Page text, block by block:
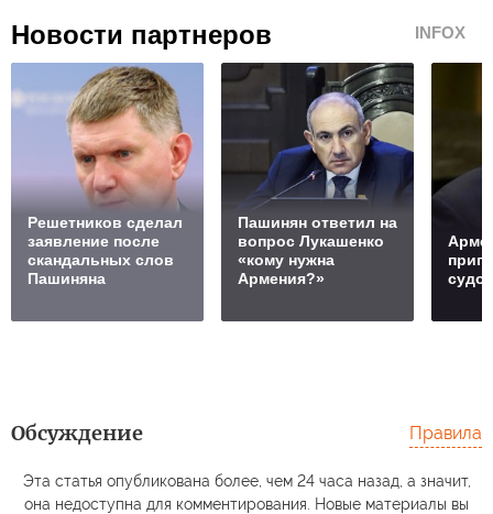
Новости партнеров INFOX
Решетников cделал
заявление после
скандальных слов
Пашиняна
Пашинян ответил на
вопрос Лукашенко
«кому нужна
Армения?»
Обсуждение Правила
Эта статья опубликована более, чем 24 часа назад, а значит,
она недоступна для комментирования. Новые материалы вы